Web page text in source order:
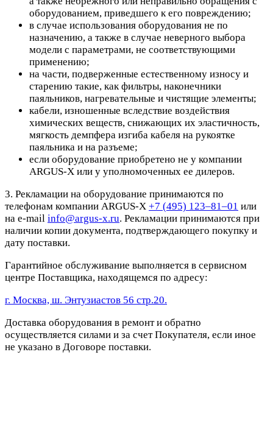
оборудованием, приведшего к его повреждению;
в случае использования оборудования не по
назначению, а также в случае неверного выбора
модели с параметрами, не соответствующими
применению;
на части, подверженные естественному износу и
старению такие, как фильтры, наконечники
паяльников, нагревательные и чистящие элементы;
кабели, изношенные вследствие воздействия
химических веществ, снижающих их эластичность,
мягкость демпфера изгиба кабеля на рукоятке
паяльника и на разъеме;
если оборудование приобретено не у компании
ARGUS-X или у уполномоченных ее дилеров.
3. Рекламации на оборудование принимаются по
телефонам компании ARGUS-X +7 (495) 123–81–01 или
на e-mail info@argus-x.ru. Рекламации принимаются при
наличии копии документа, подтверждающего покупку и
дату поставки.
Гарантийное обслуживание выполняется в сервисном
центре Поставщика, находящемся по адресу:
г. Москва, ш. Энтузиастов 56 стр.20.
Доставка оборудования в ремонт и обратно
осуществляется силами и за счет Покупателя, если иное
не указано в Договоре поставки.